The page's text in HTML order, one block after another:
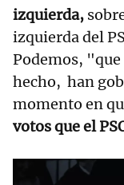
izquierda,
izquierda del
Podemos,
hecho, han
momento en
votos que el